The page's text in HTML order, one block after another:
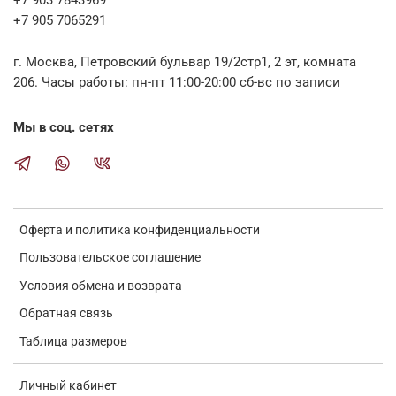
Оферта и политика конфиденциальности
Пользовательское соглашение
Условия обмена и возврата
Обратная связь
Таблица размеров
Личный кабинет
+7 905 7065291
г. Москва, Петровский бульвар 19/2стр1, 2 эт, комната
206. Часы работы: пн-пт 11:00-20:00 сб-вс по записи
Мы в соц. сетях